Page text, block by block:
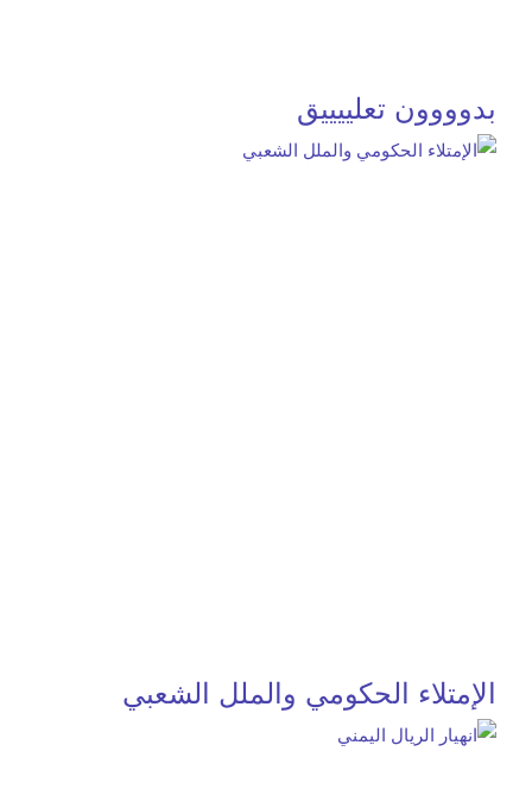
بدوووون تعلييييق
الإمتلاء الحكومي والملل الشعبي